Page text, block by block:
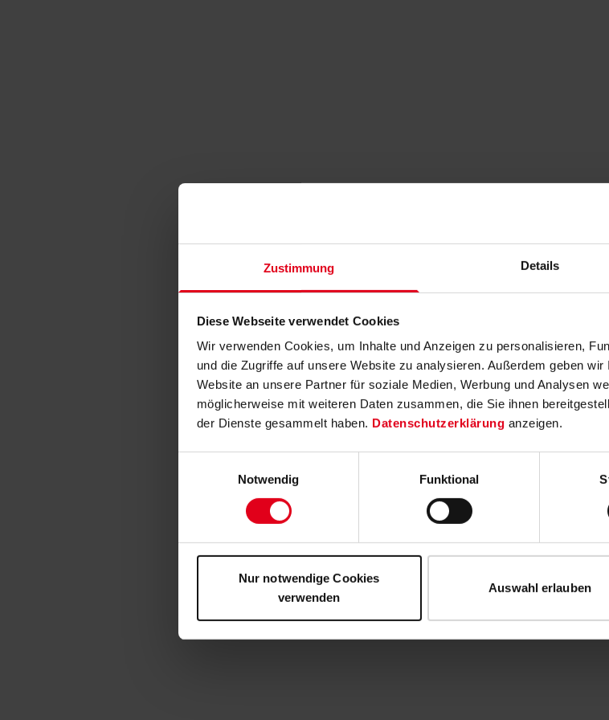
Zustimmung Details
Diese Webseite verwendet Cookies
Wir verwenden Cookies, um Inhalte und Anzeigen zu personalisieren,
und die Zugriffe auf unsere Website zu analysieren. Außerdem geben
Website an unsere Partner für soziale Medien, Werbung und Analysen
möglicherweise mit weiteren Daten zusammen, die Sie ihnen
der Dienste gesammelt haben. Datenschutzerklärung anzeigen.
Notwendig
Funktional
Nur notwendige Cookies
verwenden
Auswahl erlauben